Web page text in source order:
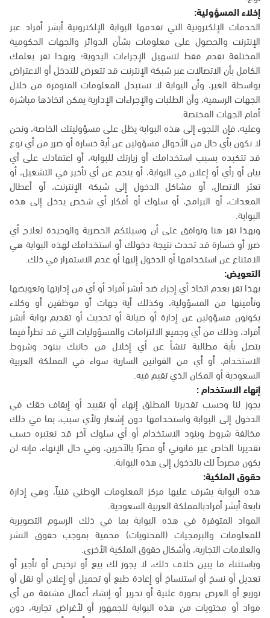
إخلاء المسؤولية:
الخدمات الإلكترونية التي تقدمها البوابة الإلكترونية أبشر أفراد عبر
الإنترنت والحصول على معلومات بشأن الدوائر والجهات الحكومية
المختلفة تقدم فقط لتسهيل الإجراءات اليدوية؛ وبهذا تقر بعلمك
الكامل بأن الاتصالات عبر شبكة الإنترنت قد تتعرض للتدخل أو الاعتراض
بواسطة الغير، وأن البوابة لا تستبدل المعلومات المتوفرة من خلال
الجهات الرسمية، وأن الطلبات والإجراءات الإدارية يمكن اتخاذها مباشرة
أمام الجهات المختصة.
وعليه، فإن اللجوء إلى هذه البوابة يظل على مسؤوليتك الخاصة، ونحن
لا نكون بأي حال من الأحوال مسؤولين عن أية خسارة أو ضرر من أي نوع
قد تتكبده بسبب استخدامك أو زيارتك للبوابة، أو اعتمادك على أي
بيان أو رأي أو إعلان في البوابة، أو ينجم عن أي تأخير في التشغيل، أو
تعثر الاتصال، أو مشاكل الدخول إلى شبكة الإنترنت، أو أعطال
المعدات، أو البرامج، أو سلوك أو أفكار أي شخص يدخل إلى هذه
البوابة.
وبهذا تقر هنا وتوافق على أن وسيلتكم الحصرية والوحيدة لعلاج أي
ضرر أو خسارة قد تحدث نتيجة دخولك أو استخدامك لهذه البوابة هي
الامتناع عن استخدامها أو الدخول إليها أو عدم الاستمرار في ذلك.
التعويض:
بهذا تقر بعدم اتخاذ أي إجراء ضد أبشر أفراد أو أي من إدارتها وتعويضها
وتأمينها من المسؤولية، وكذلك أية جهات أو موظفين أو وكلاء
يكونون مسؤولين عن إدارة أو صيانة أو تحديث أو تقديم بوابة أبشر
أفراد، وذلك من أي وجميع الالتزامات والمسؤوليات التي قد تطرأ فيما
يتصل بأية مطالبة تنشأ عن أي إخلال من جانبك ببنود وشروط
الاستخدام، أو أي من القوانين السارية سواء في المملكة العربية
السعودية أو المكان الذي تقيم فيه.
إنهاء الاستخدام :
يجوز لنا وحسب تقديرنا المطلق إنهاء أو تقييد أو إيقاف حقك في
الدخول إلى البوابة واستخدامها دون إشعار ولأي سبب، بما في ذلك
مخالفة شروط وبنود الاستخدام أو أي سلوك آخر قد نعتبره حسب
تقديرنا الخاص غير قانوني أو مضرًا بالآخرين، وفي حال الإنهاء، فإنه لن
يكون مصرحاً لك بالدخول إلى هذه البوابة.
حقوق الملكية:
هذه البوابة يشرف عليها مركز المعلومات الوطني فنياً، وهي إدارة
تابعة أبشر أفرادبالمملكة العربية السعودية.
المواد المتوفرة في هذه البوابة بما في ذلك الرسوم التصويرية
للمعلومات والبرمجيات (المحتويات) محمية بموجب حقوق النشر
والعلامات التجارية، وأشكال حقوق الملكية الأخرى.
وباستثناء ما يبين خلاف ذلك، لا يجوز لك بيع أو ترخيص أو تأجير أو
تعديل أو نسخ أو استنساخ أو إعادة طبع أو تحميل أو إعلان أو نقل أو
توزيع أو العرض بصورة علنية أو تحرير أو إنشاء أعمال مشتقة من أي
مواد أو محتويات من هذه البوابة للجمهور أو لأغراض تجارية، دون